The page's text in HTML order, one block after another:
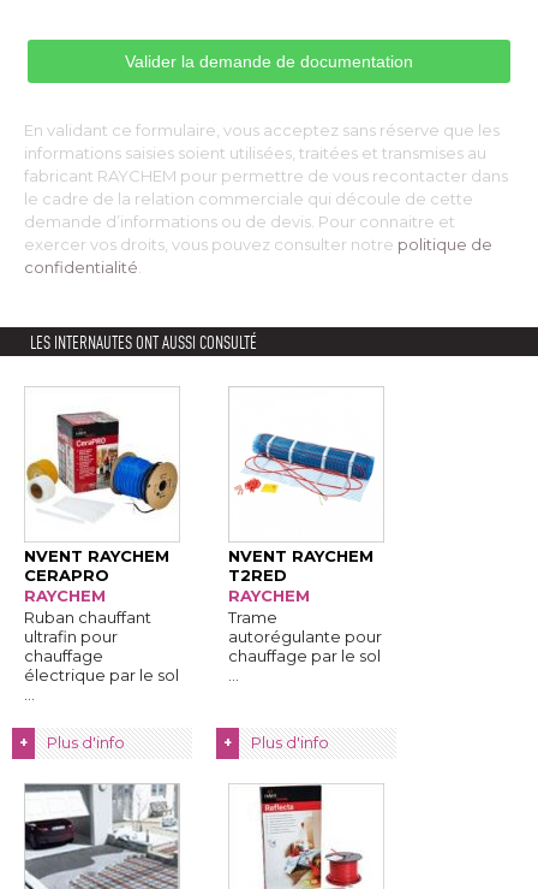
En validant ce formulaire, vous acceptez sans réserve que les
informations saisies soient utilisées, traitées et transmises au
fabricant RAYCHEM pour permettre de vous recontacter dans
le cadre de la relation commerciale qui découle de cette
demande d’informations ou de devis. Pour connaitre et
exercer vos droits, vous pouvez consulter notre politique de
confidentialité
LES INTERNAUTES ONT AUSSI CONSULTÉ
NVENT RAYCHEM
CERAPRO
RAYCHEM
Ruban chauffant
ultrafin pour
chauffage
électrique par le sol
+ Plus d'info
NVENT RAYCHEM
T2RED
RAYCHEM
Trame
autorégulante pour
chauffage par le sol
+ Plus d'info